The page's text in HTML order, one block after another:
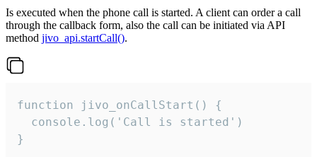
Is executed when the phone call is started. A client can order a call
through the callback form, also the call can be initiated via API
method jivo_api.startCall().
function jivo_onCallStart() {
  console.log('Call is started')
}